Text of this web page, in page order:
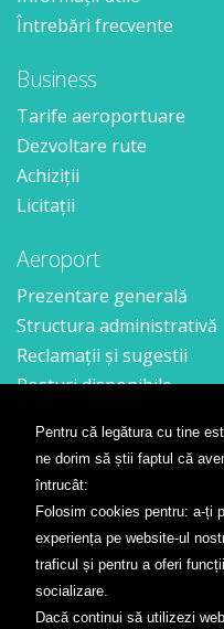
Pentru că legătura cu tine
ne dorim să știi faptul că
întrucât:
Folosim cookies pentru: a-ți
experiența pe website-ul
traficul și pentru a oferi
socializare.
Dacă continui să utilizezi
Întrebări frecvente
Business
Tarife aeroportuare
Dezvoltare rute
Achiziții
Licitații
Aeroport
Prezentare generală
Structura administrativă
Reclamații și sugestii
Posturi disponibile
Contact
Formular contact
Localizare
Presă
Companii aeriene